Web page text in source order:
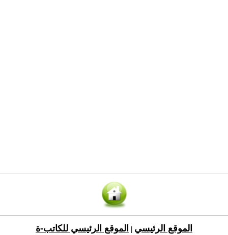
الموقع الرئيسي الموقع الرئيسي للكاتب-ة